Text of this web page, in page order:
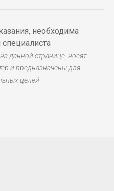
необходима
специалиста
данной странице, носят
и предназначены для
целей